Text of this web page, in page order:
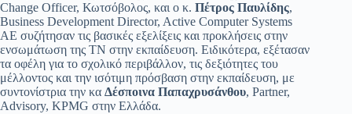
Change Officer, Κωτσόβολος, και ο κ. Πέτρος Παυλίδης,
Business Development Director, Active Computer Systems
ΑΕ συζήτησαν τις βασικές εξελίξεις και προκλήσεις στην
ενσωμάτωση της ΤΝ στην εκπαίδευση. Ειδικότερα, εξέτασαν
τα οφέλη για το σχολικό περιβάλλον, τις δεξιότητες του
μέλλοντος και την ισότιμη πρόσβαση στην εκπαίδευση, με
συντονίστρια την κα Δέσποινα Παπαχρυσάνθου, Partner,
Advisory, KPMG στην Ελλάδα.